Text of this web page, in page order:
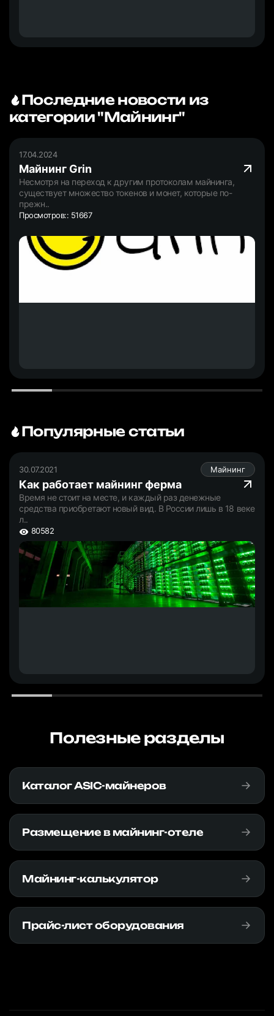
Последние новости из
категории "Майнинг"
17.04.2024
Майнинг Grin
Несмотря на переход к другим протоколам майнинга,
существует множество токенов и монет, которые по-
прежн..
Просмотров:: 51667
Популярные статьи
30.07.2021 Майнинг
Как работает майнинг ферма
Время не стоит на месте, и каждый раз денежные
средства приобретают новый вид. В России лишь в 18 веке
л..
80582
Полезные разделы
Каталог ASIC-майнеров
Размещение в майнинг-отеле
Майнинг-калькулятор
Прайс-лист оборудования